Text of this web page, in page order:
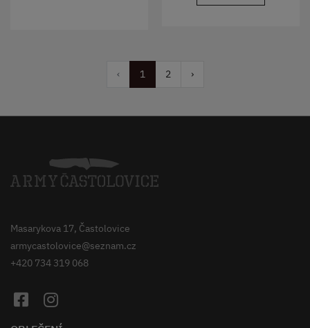
‹ 1 2 ›
Masarykova 17, Častolovice
armycastolovice@seznam.cz
+420 734 319 068